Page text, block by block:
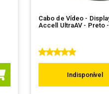
Cabo de Vídeo -
Accell UltraAV - Preto
Indisponível